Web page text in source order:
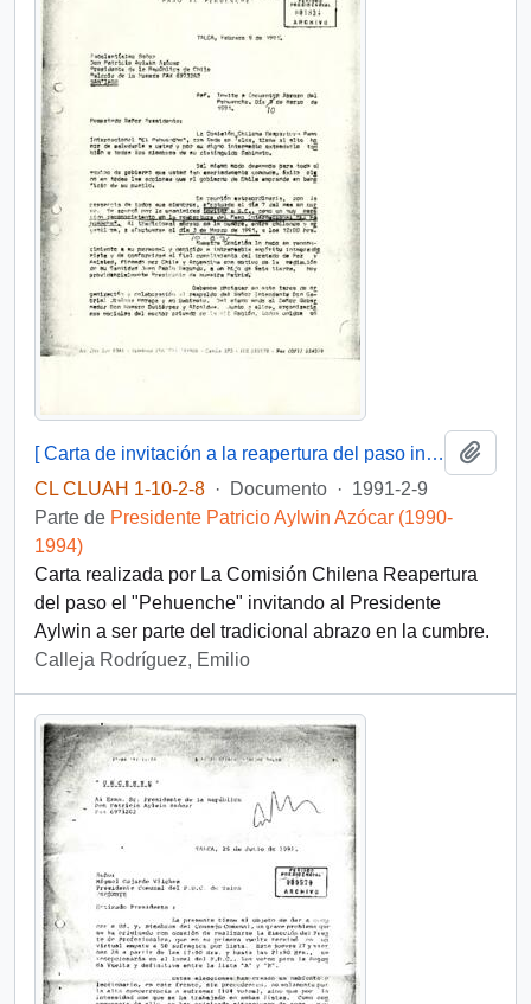
[ Carta de invitación a la reapertura del paso internacional El Pehuenche].
CL CLUAH 1-10-2-8 · Documento · 1991-2-9
Parte de Presidente Patricio Aylwin Azócar (1990-
1994)
Carta realizada por La Comisión Chilena Reapertura
del paso el "Pehuenche" invitando al Presidente
Aylwin a ser parte del tradicional abrazo en la cumbre.
Calleja Rodríguez, Emilio